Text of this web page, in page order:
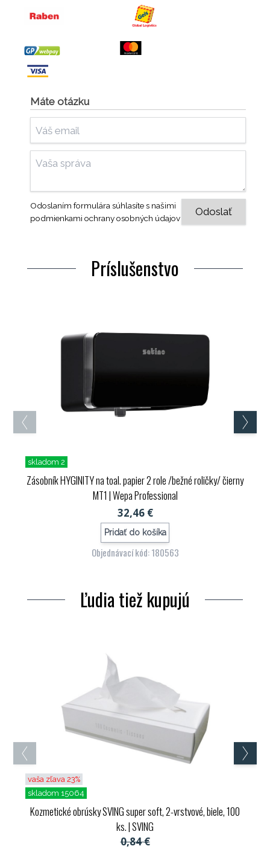
Máte otázku
Odoslaním formulára súhlasíte s našimi
podmienkami ochrany osobných údajov
Príslušenstvo
skladom 2
Zásobník HYGINITY na toal. papier 2 role /bežné roličky/ čierny
MT1 | Wepa Professional
32,46 €
Pridať do košíka
Objednávací kód: 180563
Ľudia tiež kupujú
vaša zľava 23%
skladom 15064
Kozmetické obrúsky SVING super soft, 2-vrstvové, biele, 100
ks.| SVING
0,84 €